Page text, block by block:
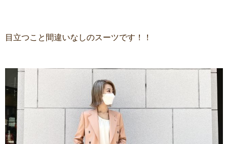
目立つこと間違いなしのスーツです！！